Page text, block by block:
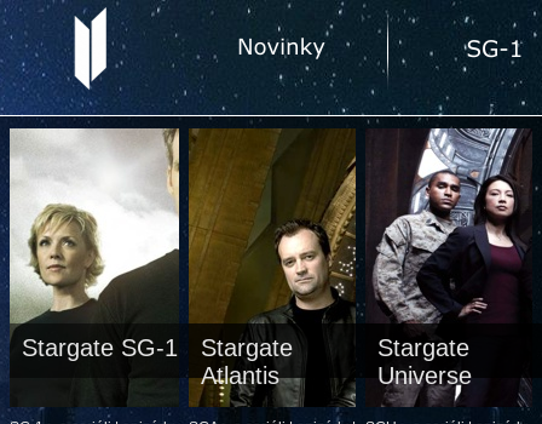
Stargate SG-1
Stargate
Atlantis
Stargate
Universe